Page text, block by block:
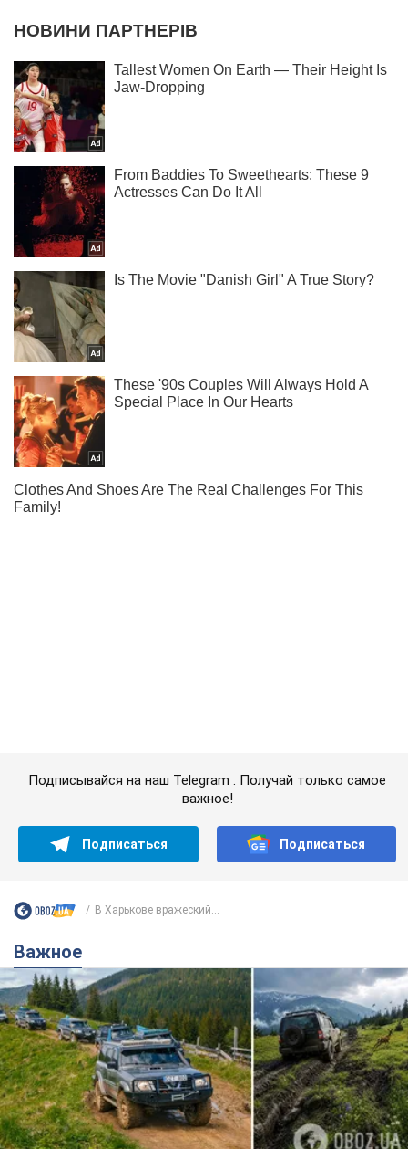
"Джипинг разрушает экосистемы, которые
формировались сотни лет": в Greenpeace
забили тревогу
В высокогорье расположены альпийские и субальпийские
луга – редкие природные комплексы, которые
формировались на протяжении сотен лет
7 годин тому 573
Жара в Украине пойдет на спад,